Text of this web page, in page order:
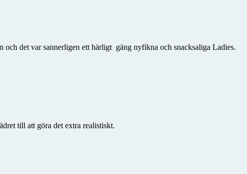
det var sannerligen ett härligt gäng nyfikna och snacksaliga Ladies.
till att göra det extra realistiskt.